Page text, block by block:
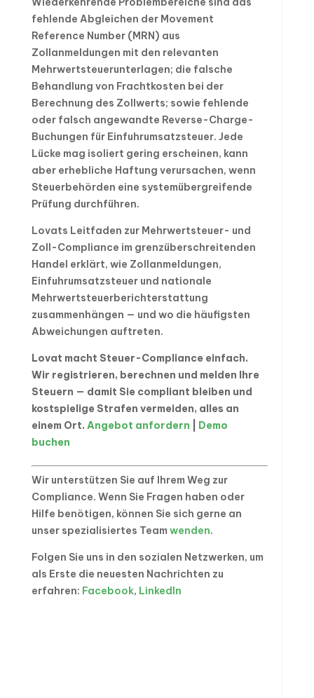
fehlende Abgleichen der Movement
Reference Number (MRN) aus
Zollanmeldungen mit den relevanten
Mehrwertsteuerunterlagen; die falsche
Behandlung von Frachtkosten bei der
Berechnung des Zollwerts; sowie fehlende
oder falsch angewandte Reverse-Charge-
Buchungen für Einfuhrumsatzsteuer. Jede
Lücke mag isoliert gering erscheinen, kann
aber erhebliche Haftung verursachen, wenn
Steuerbehörden eine systemübergreifende
Prüfung durchführen.
Lovats Leitfaden zur Mehrwertsteuer- und
Zoll-Compliance im grenzüberschreitenden
Handel erklärt, wie Zollanmeldungen,
Einfuhrumsatzsteuer und nationale
Mehrwertsteuerberichterstattung
zusammenhängen — und wo die häufigsten
Abweichungen auftreten.
Lovat macht Steuer-Compliance einfach.
Wir registrieren, berechnen und melden Ihre
Steuern — damit Sie compliant bleiben und
kostspielige Strafen vermeiden, alles an
einem Ort. Angebot anfordern
Demo
buchen
Wir unterstützen Sie auf Ihrem Weg zur
Compliance. Wenn Sie Fragen haben oder
Hilfe benötigen, können Sie sich gerne an
unser spezialisiertes Team wenden.
Folgen Sie uns in den sozialen Netzwerken, um
als Erste die neuesten Nachrichten zu
erfahren: Facebook, LinkedIn